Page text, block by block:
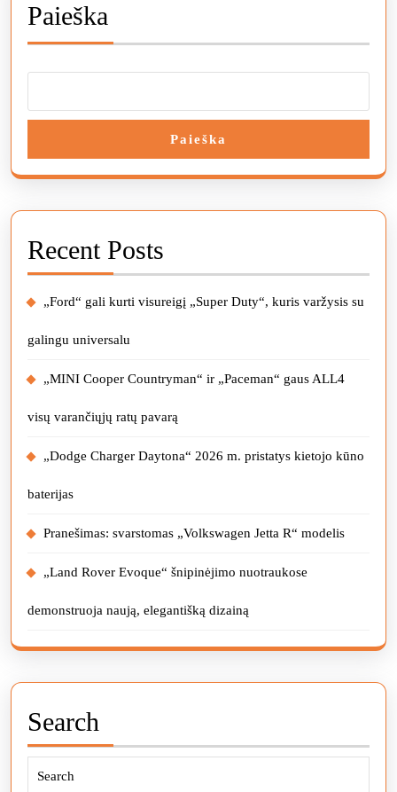
Paieška
Paieška
Recent Posts
„Ford“ gali kurti visureigį „Super Duty“, kuris varžysis su
galingu universalu
„MINI Cooper Countryman“ ir „Paceman“ gaus ALL4
visų varančiųjų ratų pavarą
„Dodge Charger Daytona“ 2026 m. pristatys kietojo kūno
baterijas
Pranešimas: svarstomas „Volkswagen Jetta R“ modelis
„Land Rover Evoque“ šnipinėjimo nuotraukose
demonstruoja naują, elegantišką dizainą
Search